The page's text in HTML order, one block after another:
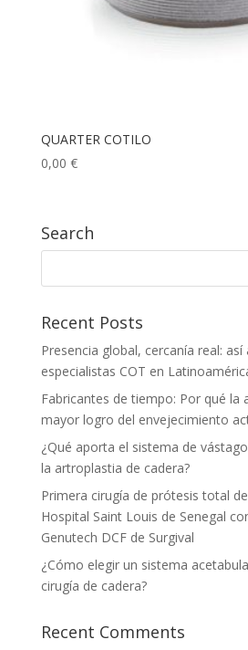
QUARTER COTILO
0,00 €
Search
Recent Posts
Presencia global, cercanía real:
especialistas COT en
Fabricantes de tiempo: Por qué la
mayor logro del envejecimiento
¿Qué aporta el sistema de
la artroplastia de cadera?
Primera cirugía de prótesis total
Hospital Saint Louis de Senegal
Genutech DCF de Surgival
¿Cómo elegir un sistema
cirugía de cadera?
Recent Comments